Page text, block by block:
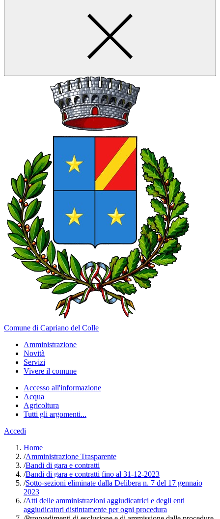
Comune di Capriano del Colle
Amministrazione
Novità
Servizi
Vivere il comune
Accesso all'informazione
Acqua
Agricoltura
Tutti gli argomenti...
Accedi
Home
/Amministrazione Trasparente
/Bandi di gara e contratti
/Bandi di gara e contratti fino al 31-12-2023
/Sotto-sezioni eliminate dalla Delibera n. 7 del 17 gennaio
2023
/Atti delle amministrazioni aggiudicatrici e degli enti
aggiudicatori distintamente per ogni procedura